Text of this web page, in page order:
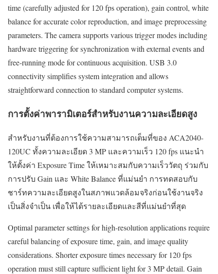
time (carefully adjusted for 120 fps operation), gain control, white
balance for accurate color reproduction, and image preprocessing
parameters. The camera supports various trigger modes including
hardware triggering for synchronization with external events and
free-running mode for continuous acquisition. USB 3.0
connectivity simplifies system integration and allows
straightforward connection to standard computer systems.
การตั้งค่าพารามิเตอร์สำหรับงานความละเอียดสูง
สำหรับงานที่ต้องการใช้ความสามารถเต็มที่ของ ACA2040-
120UC ทั้งความละเอียด 3 MP และความเร็ว 120 fps แนะนำ
ให้ตั้งค่า Exposure Time ให้เหมาะสมกับความเร็ววัตถุ ร่วมกับ
การปรับ Gain และ White Balance ที่แม่นยำ การทดสอบกับ
ชาร์ทความละเอียดสูงในสภาพแวดล้อมจริงก่อนใช้งานจริง
เป็นสิ่งจำเป็น เพื่อให้ได้รายละเอียดและสีที่แม่นยำที่สุด
Optimal parameter settings for high-resolution applications require
careful balancing of exposure time, gain, and image quality
considerations. Shorter exposure times necessary for 120 fps
operation must still capture sufficient light for 3 MP detail. Gain